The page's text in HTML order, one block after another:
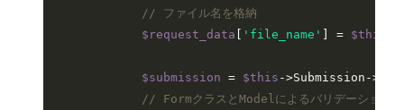
// ファイル名を格納
$request_data
'file_name' ] = $this
$submission = $this ->Submission->
// FormクラスとModelによるバリデーション